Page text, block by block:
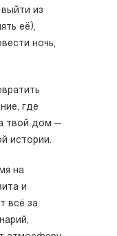
из
её),
ночь,
где
твой дом —
истории.
на
и
всё за